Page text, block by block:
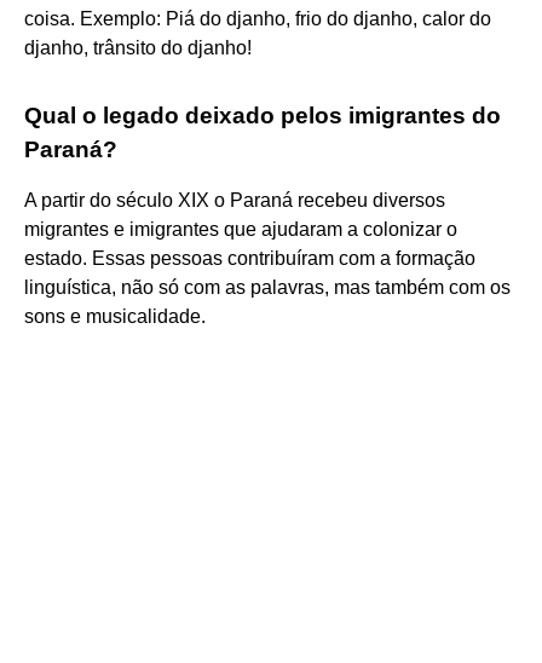
coisa. Exemplo: Piá do djanho, frio do djanho, calor do
djanho, trânsito do djanho!
Qual o legado deixado pelos imigrantes do
Paraná?
A partir do século XIX o Paraná recebeu diversos
migrantes e imigrantes que ajudaram a colonizar o
estado. Essas pessoas contribuíram com a formação
linguística, não só com as palavras, mas também com os
sons e musicalidade.